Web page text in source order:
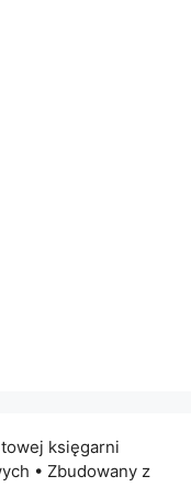
księgarni
• Zbudowany z